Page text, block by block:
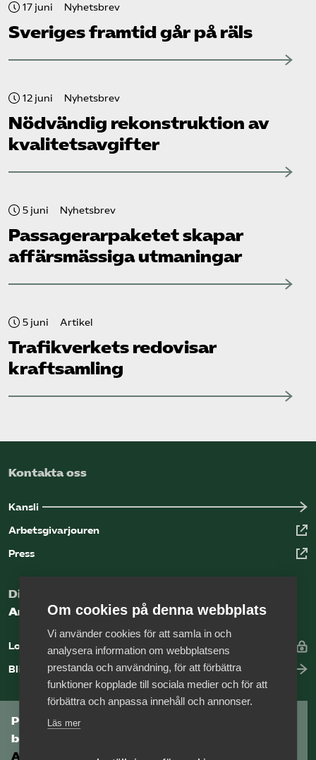
17 juni Nyhetsbrev
Sveriges framtid går på räls
12 juni Nyhetsbrev
Nödvändig rekonstruktion av
kvalitetsavgifter
5 juni Nyhetsbrev
Passagerarpaketet skapar
affärsmässiga utmaningar
5 juni Artikel
Trafikverkets redovisar
kraftsamling
Kontakta oss
Kansli
Arbetsgivarjouren
Press
Digital kunskapsbank för arbetsgivare
Arbetsgivarguiden
Logga in
Bli medlem
Prenumerera på Tågföretagens
branschnyhetsbrev
Aktuell info direkt i din inkorg.
Om cookies på denna webbplats
Vi använder cookies för att samla in och
analysera information om webbplatsens
prestanda och användning, för att förbättra
funktioner kopplade till sociala medier och för att
förbättra och anpassa innehåll och annonser.
Läs mer